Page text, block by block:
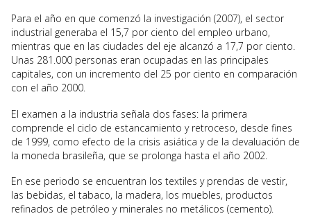
Para el año en que comenzó la investigación (2007), el sector
industrial generaba el 15,7 por ciento del empleo urbano,
mientras que en las ciudades del eje alcanzó a 17,7 por ciento.
Unas 281.000 personas eran ocupadas en las principales
capitales, con un incremento del 25 por ciento en comparación
con el año 2000.
El examen a la industria señala dos fases: la primera
comprende el ciclo de estancamiento y retroceso, desde fines
de 1999, como efecto de la crisis asiática y de la devaluación de
la moneda brasileña, que se prolonga hasta el año 2002.
En ese periodo se encuentran los textiles y prendas de vestir,
las bebidas, el tabaco, la madera, los muebles, productos
refinados de petróleo y minerales no metálicos (cemento).